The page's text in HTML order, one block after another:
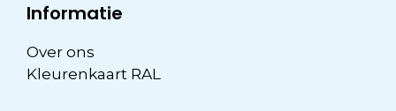
Informatie
Over ons
Kleurenkaart RAL